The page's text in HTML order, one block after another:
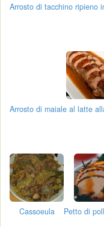
Arrosto di tacchino ripieno
Arrosto di maiale al latte
Cassoeula Petto di